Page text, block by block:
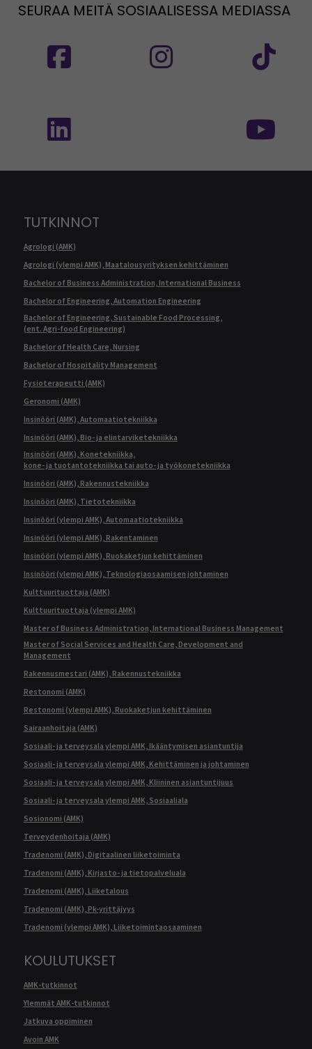
SEURAA MEITÄ SOSIAALISESSA MEDIASSA
TUTKINNOT
Agrologi (AMK)
Agrologi (ylempi AMK), Maatalousyrityksen kehittäminen
Bachelor of Business Administration, International Business
Bachelor of Engineering, Automation Engineering
Bachelor of Engineering, Sustainable Food Processing,
(ent. Agri-food Engineering)
Bachelor of Health Care, Nursing
Bachelor of Hospitality Management
Fysioterapeutti (AMK)
Geronomi (AMK)
Insinööri (AMK), Automaatiotekniikka
Insinööri (AMK), Bio- ja elintarviketekniikka
Insinööri (AMK), Konetekniikka,
kone- ja tuotantotekniikka tai auto- ja työkonetekniikka
Insinööri (AMK), Rakennustekniikka
Insinööri (AMK), Tietotekniikka
Insinööri (ylempi AMK), Automaatiotekniikka
Insinööri (ylempi AMK), Rakentaminen
Insinööri (ylempi AMK), Ruokaketjun kehittäminen
Insinööri (ylempi AMK), Teknologiaosaamisen johtaminen
Kulttuurituottaja (AMK)
Kulttuurituottaja (ylempi AMK)
Master of Business Administration, International Business Management
Master of Social Services and Health Care, Development and
Management
Rakennusmestari (AMK), Rakennustekniikka
Restonomi (AMK)
Restonomi (ylempi AMK), Ruokaketjun kehittäminen
Sairaanhoitaja (AMK)
Sosiaali- ja terveysala ylempi AMK, Ikääntymisen asiantuntija
Sosiaali- ja terveysala ylempi AMK, Kehittäminen ja johtaminen
Sosiaali- ja terveysala ylempi AMK, Kliininen asiantuntijuus
Sosiaali- ja terveysala ylempi AMK, Sosiaaliala
Sosionomi (AMK)
Terveydenhoitaja (AMK)
Tradenomi (AMK), Digitaalinen liiketoiminta
Tradenomi (AMK), Kirjasto- ja tietopalveluala
Tradenomi (AMK), Liiketalous
Tradenomi (AMK), Pk-yrittäjyys
Tradenomi (ylempi AMK), Liiketoimintaosaaminen
KOULUTUKSET
AMK-tutkinnot
Ylemmät AMK-tutkinnot
Jatkuva oppiminen
Avoin AMK